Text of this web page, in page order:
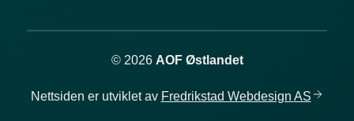
© 2026 AOF Østlandet
Nettsiden er utviklet av Fredrikstad Webdesign AS